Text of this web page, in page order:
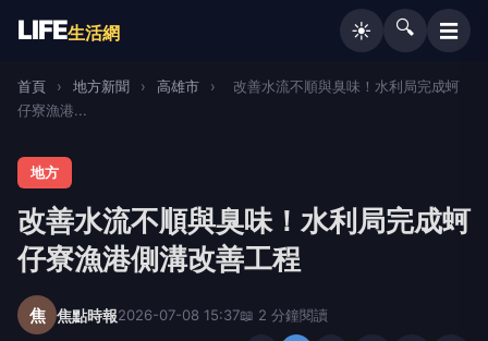
LIFE生活網 ☀️ 🔍 ☰
首頁 › 地方新聞 › 高雄市 ›
改善水流不順與臭味！水利局完成蚵
仔寮漁港...
地方
改善水流不順與臭味！水利局完成蚵
仔寮漁港側溝改善工程
焦 焦點時報2026-07-08 15:37📖 2 分鐘閱讀